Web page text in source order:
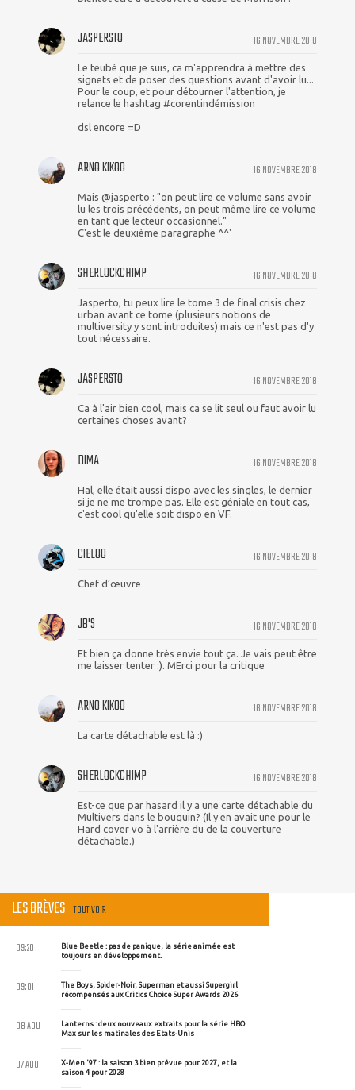
16 NOVEMBRE 2018
JASPERSTO
Le teubé que je suis, ca m'apprendra à mettre des
signets et de poser des questions avant d'avoir lu...
Pour le coup, et pour détourner l'attention, je
relance le hashtag #corentindémission
dsl encore =D
16 NOVEMBRE 2018
ARNO KIKOO
Mais @jasperto : "on peut lire ce volume sans avoir
lu les trois précédents, on peut même lire ce volume
en tant que lecteur occasionnel."
C'est le deuxième paragraphe ^^'
16 NOVEMBRE 2018
SHERLOCKCHIMP
Jasperto, tu peux lire le tome 3 de final crisis chez
urban avant ce tome (plusieurs notions de
multiversity y sont introduites) mais ce n'est pas d'y
tout nécessaire.
16 NOVEMBRE 2018
JASPERSTO
Ca à l'air bien cool, mais ca se lit seul ou faut avoir lu
certaines choses avant?
16 NOVEMBRE 2018
DIMA
Hal, elle était aussi dispo avec les singles, le dernier
si je ne me trompe pas. Elle est géniale en tout cas,
c'est cool qu'elle soit dispo en VF.
16 NOVEMBRE 2018
CIELOO
Chef d’œuvre
16 NOVEMBRE 2018
JB'S
Et bien ça donne très envie tout ça. Je vais peut être
me laisser tenter :). MErci pour la critique
16 NOVEMBRE 2018
ARNO KIKOO
La carte détachable est là :)
16 NOVEMBRE 2018
SHERLOCKCHIMP
Est-ce que par hasard il y a une carte détachable du
Multivers dans le bouquin? (Il y en avait une pour le
Hard cover vo à l'arrière du de la couverture
détachable.)
LES BRÈVES TOUT VOIR
Blue Beetle : pas de panique, la série animée est
toujours en développement.
09:20
The Boys, Spider-Noir, Superman et aussi Supergirl
récompensés aux Critics Choice Super Awards 2026
09:01
Lanterns : deux nouveaux extraits pour la série HBO
Max sur les matinales des Etats-Unis
08 AOU
X-Men '97 : la saison 3 bien prévue pour 2027, et la
saison 4 pour 2028
07 AOU